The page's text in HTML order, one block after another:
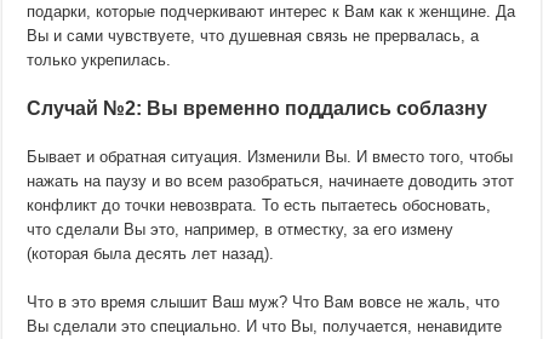
подарки, которые подчеркивают интерес к Вам как к женщине. Да
Вы и сами чувствуете, что душевная связь не прервалась, а
только укрепилась.
Случай №2: Вы временно поддались соблазну
Бывает и обратная ситуация. Изменили Вы. И вместо того, чтобы
нажать на паузу и во всем разобраться, начинаете доводить этот
конфликт до точки невозврата. То есть пытаетесь обосновать,
что сделали Вы это, например, в отместку, за его измену
(которая была десять лет назад).
Что в это время слышит Ваш муж? Что Вам вовсе не жаль, что
Вы сделали это специально. И что Вы, получается, ненавидите